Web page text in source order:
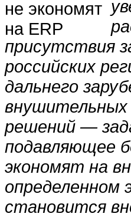
присутствия
российских
дальнего
внушительных
решений —
подавляющее
экономят на
определенном
становится